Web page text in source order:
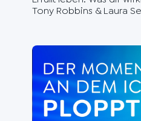
Tony Robbins & Laura